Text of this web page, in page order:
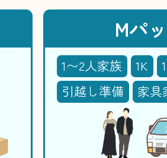
Mパ
1〜2人家族 1K
引越し準備
家具